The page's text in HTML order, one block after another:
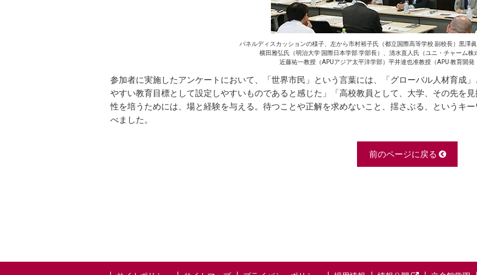
パネルディスカッションの様子、左から市村裕子氏（都立国際高等学校 副校長）黒澤
横田雅弘氏（明治大学 国際日本学部 学部長）、清水直人氏（ユニ・チャーム株
近藤祐一教授（APUアジア太平洋学部）平井達也准教授（APU 教育開発
参加者に実施したアンケートにおいて、「世界市民」という言葉には、「グローバル人材育成
やすい教育目標として設定しやすいものであると感じた」「高校教員として、大学、その先を
性を培うためには、場と経験を与える。待つことや正解を求めないこと、揺さぶる、というキ
べました。
前のページに戻る